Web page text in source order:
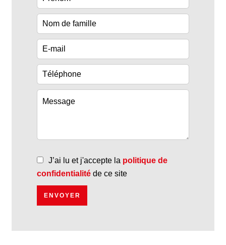
J’ai lu et j'accepte la politique de
confidentialité de ce site
ENVOYER